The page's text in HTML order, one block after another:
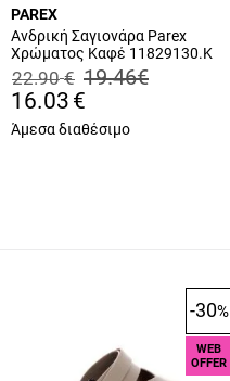
PAREX
Ανδρική Σαγιονάρα Parex
Χρώματος Καφέ 11829130.K
22.90 € 19.46€
16.03 €
Άμεσα διαθέσιμο
-30%
WEB
OFFER